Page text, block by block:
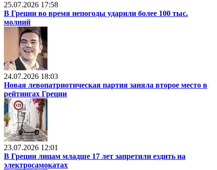
25.07.2026 17:58
В Греции во время непогоды ударили более 100 тыс.
молний
24.07.2026 18:03
Новая левопатриотическая партия заняла второе место в
рейтингах Греции
23.07.2026 12:01
В Греции лицам младше 17 лет запретили ездить на
электросамокатах